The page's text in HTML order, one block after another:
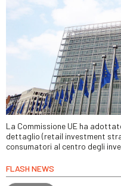
La Commissione UE ha
dettaglio (retail investment
consumatori al centro degli
FLASH NEWS